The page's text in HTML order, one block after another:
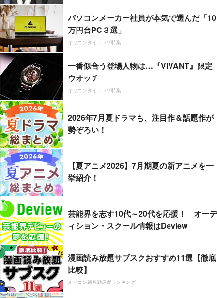
パソコンメーカー社員が本気で選んだ「10
万円台PC３選」
オリコンタイアップ特集
一番似合う登場人物は…『VIVANT』限定
ウオッチ
オリコンタイアップ特集
2026年7月夏ドラマも、注目作＆話題作が
勢ぞろい！
【夏アニメ2026】7月期夏の新アニメを一
挙紹介！
芸能界を志す10代～20代を応援！ オーデ
ィション・スクール情報はDeview
漫画読み放題サブスクおすすめ11選【徹底
比較】
オリコン顧客満足度ランキング